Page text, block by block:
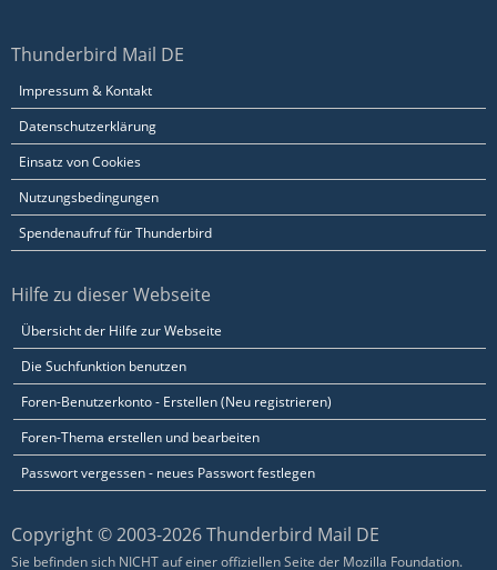
Thunderbird Mail DE
Impressum & Kontakt
Datenschutzerklärung
Einsatz von Cookies
Nutzungsbedingungen
Spendenaufruf für Thunderbird
Hilfe zu dieser Webseite
Übersicht der Hilfe zur Webseite
Die Suchfunktion benutzen
Foren-Benutzerkonto - Erstellen (Neu registrieren)
Foren-Thema erstellen und bearbeiten
Passwort vergessen - neues Passwort festlegen
Copyright © 2003-2026 Thunderbird Mail DE
Sie befinden sich NICHT auf einer offiziellen Seite der Mozilla Foundation.